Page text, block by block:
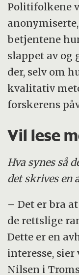
Politifolkene
betjentene
slappet av og
der, selv om
kvalitativ
forskerens
Vil lese
Hva synes så
det skrives en
– Det er bra
de rettslige
Dette er en
interesse,
Nilsen i